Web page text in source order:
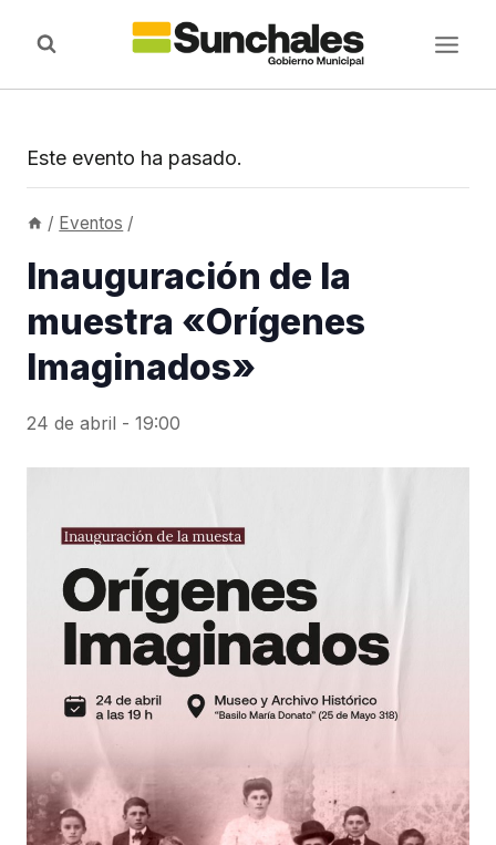
Este evento ha pasado.
/ Eventos /
Inauguración de la
muestra «Orígenes
Imaginados»
24 de abril - 19:00